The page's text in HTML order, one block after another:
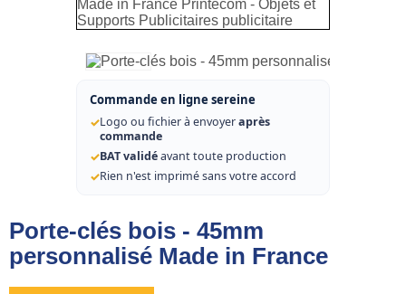
Commande en ligne sereine
✓Logo ou fichier à envoyeraprès
commande
✓BAT validéavant toute production
✓Rien n'est imprimé sans votre accord
Porte-clés bois - 45mm
personnalisé Made in France